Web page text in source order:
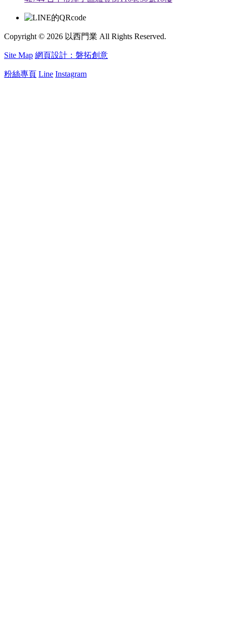
Copyright © 2026 以西門業 All Rights Reserved.
Site Map 網頁設計：磐拓創意
粉絲專頁 Line Instagram